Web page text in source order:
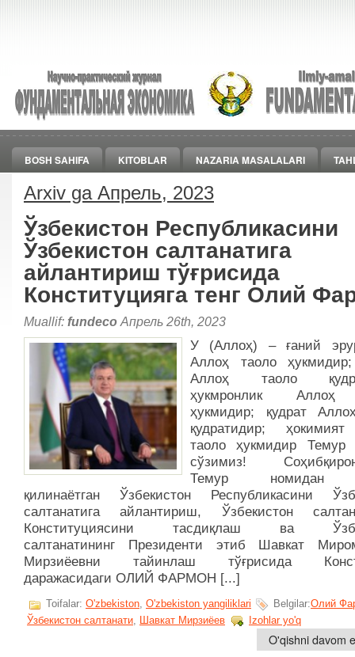
BOSH SAHIFA KITOBLAR NAZARIA MASALALARI
Arxiv ga Апрель, 2023
Ўзбекистон Республикасини
Ўзбекистон салтанатига
айлантириш тўғрисида
Конституцияга тенг Олий
Muallif: fundeco Апрель 26th, 2023
У (Аллоҳ) – ғаний
Аллоҳ таоло ҳукмидир;
Аллоҳ таоло
ҳукмронлик Аллоҳ
ҳукмидир; қудрат
қудратидир;
таоло ҳукмидир Темур
сўзимиз!
Темур номидан
қилинаётган Ўзбекистон Республикасини
салтанатига айлантириш, Ўзбекистон
Конституциясини тасдиқлаш ва
салтанатининг Президенти этиб Шавкат
Мирзиёевни тайинлаш тўғрисида
даражасидаги ОЛИЙ ФАРМОН [...]
Toifalar: O'zbekiston, O'zbekiston yangiliklari Belgilar:Олий
Ўзбекистон салтанати, Шавкат Мирзиёев Izohlar yo'q
O'qishni davom